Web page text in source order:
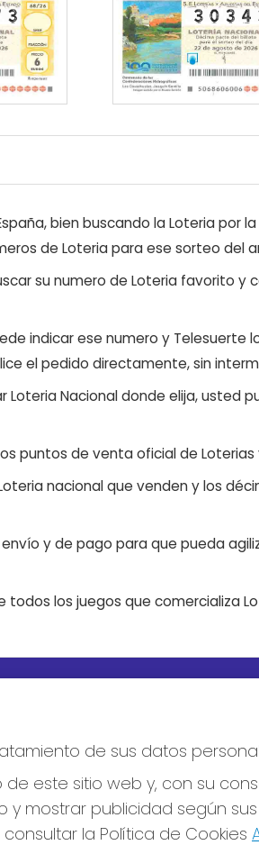
bien buscando la Loteria por
de Loteria para ese sorteo del
su numero de Loteria favorito
indicar ese numero y Telesuerte
el pedido directamente, sin
Loteria Nacional donde elija, usted
puntos de venta oficial de Loterias
nacional que venden y los
y de pago para que pueda
los juegos que comercializa
Nº10 BURGOS -
947487318
Clica aquí para contactar
668647944
de sus datos
este sitio web y, con su
y mostrar publicidad según
la Política de Cookies